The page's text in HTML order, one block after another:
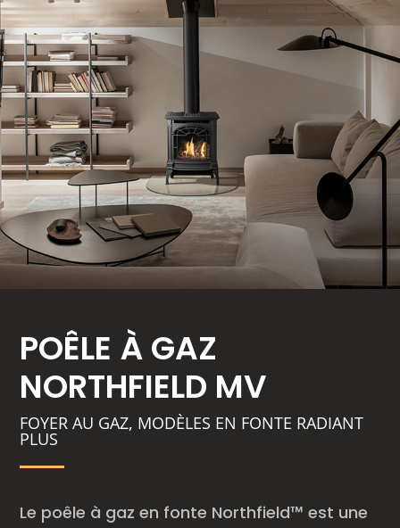
POÊLE À GAZ
NORTHFIELD MV
FOYER AU GAZ, MODÈLES EN FONTE RADIANT
PLUS
Le poêle à gaz en fonte Northfield™ est une